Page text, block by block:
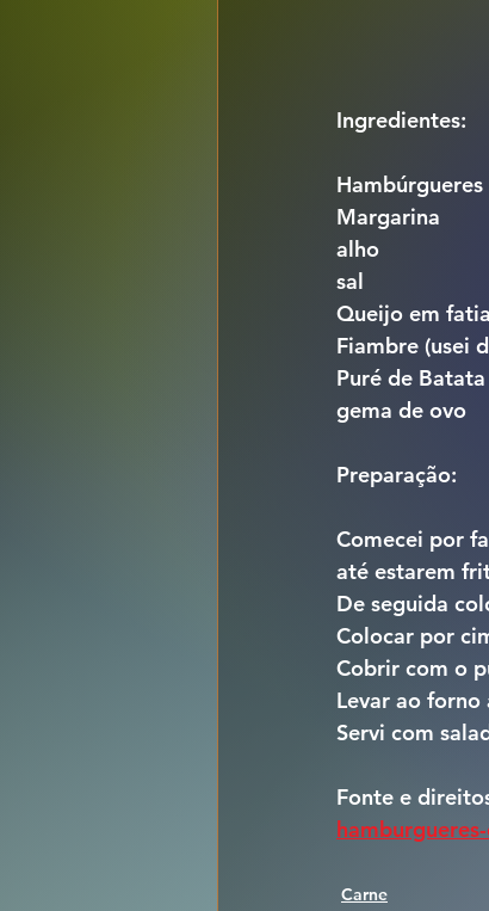
Ingredientes:
Hambúrgueres
Margarina
alho
sal
Queijo em fatia
Fiambre (usei
Puré de Batata
gema de ovo
Preparação:
Comecei por
até estarem
De seguida
Colocar por
Cobrir com o
Levar ao
Servi com
Fonte e
Carne